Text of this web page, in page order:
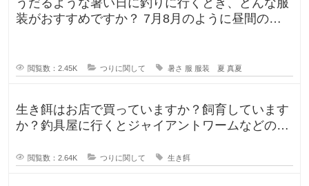
うだるような暑い日に釣りに行くとき、どんな服
装がおすすめですか？ 7月8月のように昼間の気
閲覧数：2.45K つりに関して 暑さ 服 服装 夏 真夏
生き餌はお店で買っていますか？飼育しています
か？釣具屋に行くとジャイアントワームなどの生
閲覧数：2.64K つりに関して 生き餌